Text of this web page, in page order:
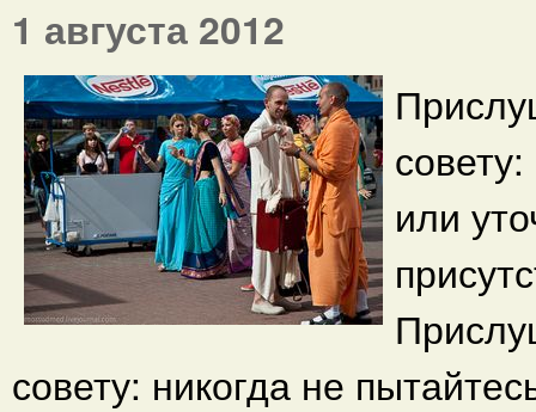
1 августа 2012
или
совету: никогда не